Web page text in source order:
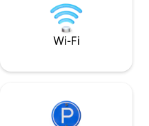
et
Idéal pour les
voyageurs.
Wi-Fi